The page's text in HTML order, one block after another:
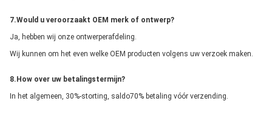
7.Would u veroorzaakt OEM merk of ontwerp?
Ja, hebben wij onze ontwerperafdeling.
Wij kunnen om het even welke OEM producten volgens uw verzoek maken.
8.How over uw betalingstermijn?
In het algemeen, 30%-storting, saldo70% betaling vóór verzending.